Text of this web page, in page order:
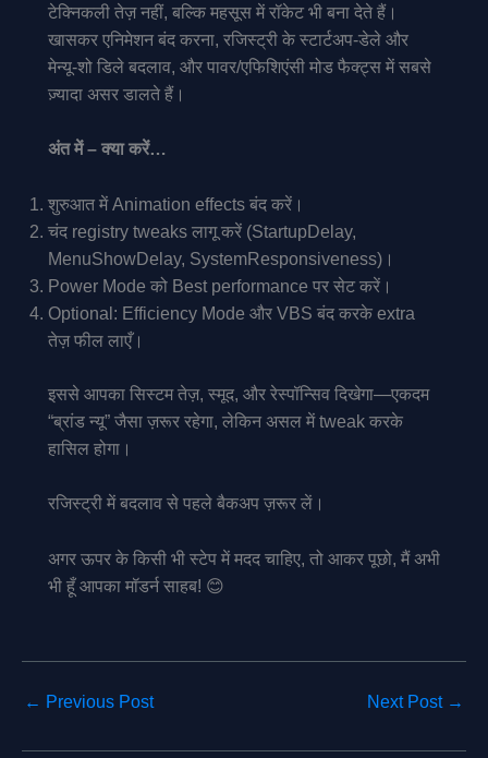
टेक्निकली तेज़ नहीं, बल्कि महसूस में रॉकेट भी बना देते हैं।
खासकर एनिमेशन बंद करना, रजिस्ट्री के स्टार्टअप-डेले और
मेन्यू-शो डिले बदलाव, और पावर/एफिशिएंसी मोड फैक्ट्स में सबसे
ज़्यादा असर डालते हैं।
अंत में – क्या करें…
शुरुआत में Animation effects बंद करें।
चंद registry tweaks लागू करें (StartupDelay,
MenuShowDelay, SystemResponsiveness)।
Power Mode को Best performance पर सेट करें।
Optional: Efficiency Mode और VBS बंद करके extra
तेज़ फील लाएँ।
इससे आपका सिस्टम तेज़, स्मूद, और रेस्पॉन्सिव दिखेगा—एकदम
“ब्रांड न्यू” जैसा ज़रूर रहेगा, लेकिन असल में tweak करके
हासिल होगा।
रजिस्ट्री में बदलाव से पहले बैकअप ज़रूर लें।
अगर ऊपर के किसी भी स्टेप में मदद चाहिए, तो आकर पूछो, मैं अभी
भी हूँ आपका मॉडर्न साहब! 😊
← Previous Post Next Post →